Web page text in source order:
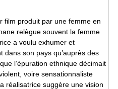
film produit par une femme en
relègue souvent la femme
a voulu exhumer et
dans son pays qu’auprès des
l’épuration ethnique décimait
voire sensationnaliste
réalisatrice suggère une vision